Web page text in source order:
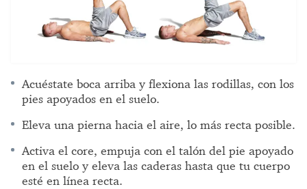
Acuéstate boca arriba y flexiona las rodillas, con los
pies apoyados en el suelo.
Eleva una pierna hacia el aire, lo más recta posible.
Activa el core, empuja con el talón del pie apoyado
en el suelo y eleva las caderas hasta que tu cuerpo
esté en línea recta.